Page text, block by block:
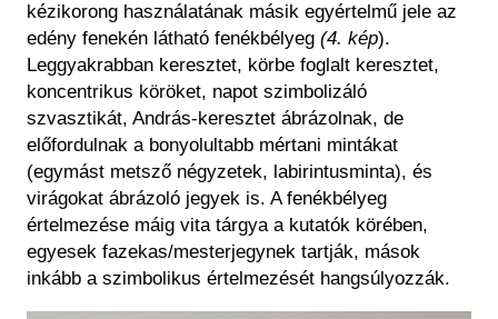
kézikorong használatának másik egyértelmű jele az
edény fenekén látható fenékbélyeg (4. kép).
Leggyakrabban keresztet, körbe foglalt keresztet,
koncentrikus köröket, napot szimbolizáló
szvasztikát, András-keresztet ábrázolnak, de
előfordulnak a bonyolultabb mértani mintákat
(egymást metsző négyzetek, labirintusminta), és
virágokat ábrázoló jegyek is. A fenékbélyeg
értelmezése máig vita tárgya a kutatók körében,
egyesek fazekas/mesterjegynek tartják, mások
inkább a szimbolikus értelmezését hangsúlyozzák.